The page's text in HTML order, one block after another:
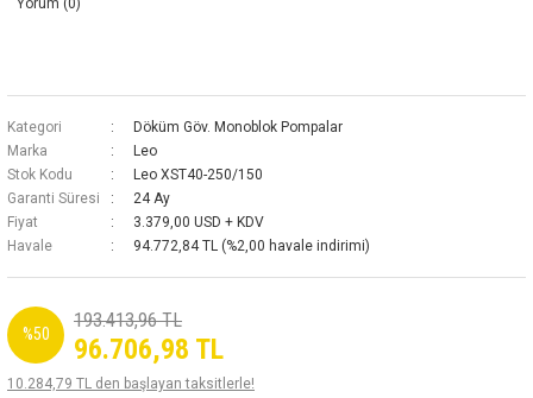
Yorum (0)
Kategori
Döküm Göv. Monoblok Pompalar
Marka
Leo
Stok Kodu
Leo XST40-250/150
Garanti Süresi
24 Ay
Fiyat
3.379,00 USD + KDV
Havale
94.772,84 TL (%2,00 havale indirimi)
%50
193.413,96 TL
96.706,98 TL
10.284,79 TL den başlayan taksitlerle!